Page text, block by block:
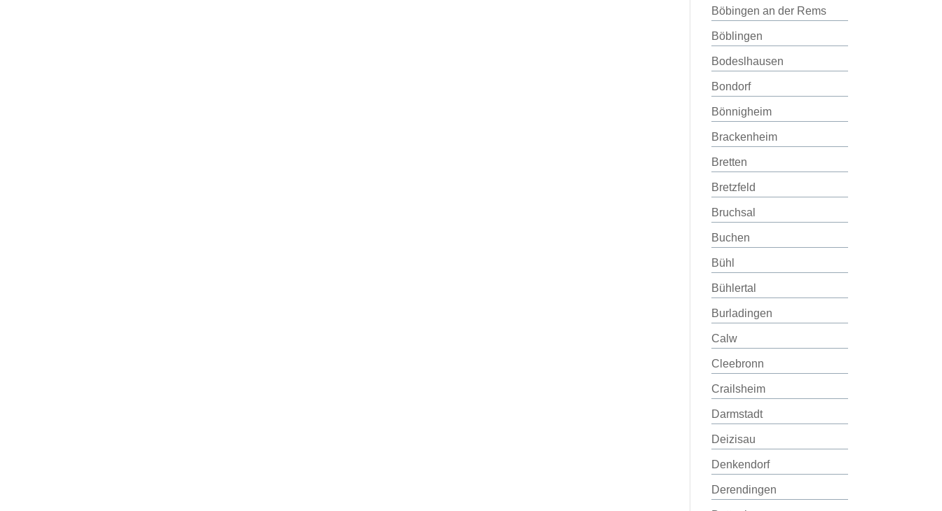
Böbingen an der Rems
Böblingen
Bodeslhausen
Bondorf
Bönnigheim
Brackenheim
Bretten
Bretzfeld
Bruchsal
Buchen
Bühl
Bühlertal
Burladingen
Calw
Cleebronn
Crailsheim
Darmstadt
Deizisau
Denkendorf
Derendingen